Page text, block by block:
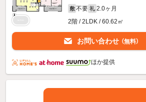
敷 不要 礼 2.0ヶ月
2階 / 2LDK / 60.62㎡
お問い合わせ （無料）
ほか提供